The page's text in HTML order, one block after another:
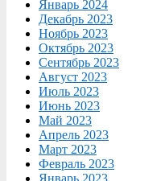
Январь 2024
Декабрь 2023
Ноябрь 2023
Октябрь 2023
Сентябрь 2023
Август 2023
Июль 2023
Июнь 2023
Май 2023
Апрель 2023
Март 2023
Февраль 2023
Январь 2023